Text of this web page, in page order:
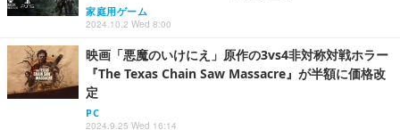
家庭用ゲーム
2024.10.2 Wed 8:00
映画「悪魔のいけにえ」原作の3vs4非対称対戦ホラー
『The Texas Chain Saw Massacre』が半額に価格改
定
PC
2024.9.25 Wed 16:14